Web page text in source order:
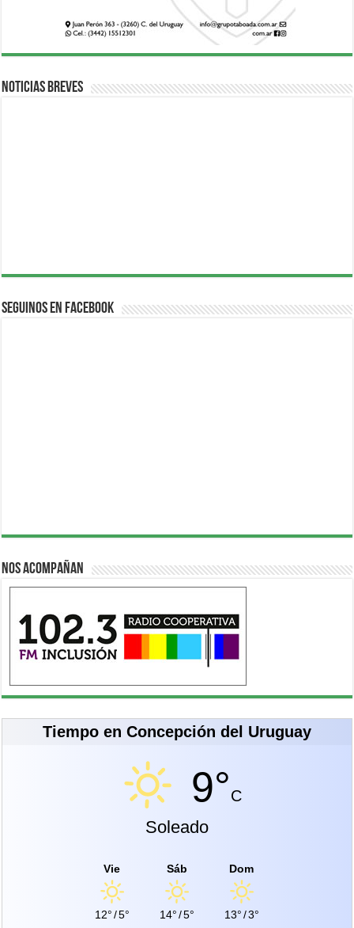
Noticias breves
Seguinos en Facebook
Nos acompañan
Tiempo en Concepción del Uruguay
9°C
Soleado
Vie
12°/5°
Sáb
14°/5°
Dom
13°/3°